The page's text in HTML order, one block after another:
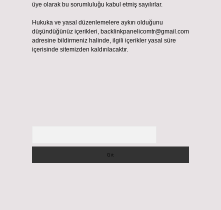
üye olarak bu sorumluluğu kabul etmiş sayılırlar.
Hukuka ve yasal düzenlemelere aykırı olduğunu
düşündüğünüz içerikleri, backlinkpanelicomtr@gmail.com
adresine bildirmeniz halinde, ilgili içerikler yasal süre
içerisinde sitemizden kaldırılacaktır.